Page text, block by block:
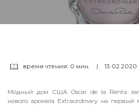
время чтения: 0 мин. | 13.02.2020
Модный дом США Oscar de la Renta
нового аромата Extraordinary на первый